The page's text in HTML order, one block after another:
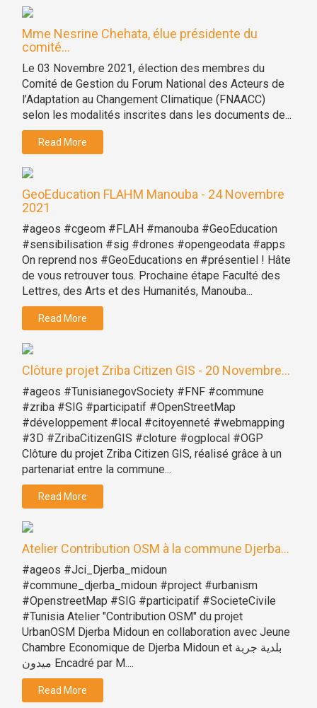
Mme Nesrine Chehata, élue présidente du
comité...
Le 03 Novembre 2021, élection des membres du
Comité de Gestion du Forum National des Acteurs de
l’Adaptation au Changement Climatique (FNAACC)
selon les modalités inscrites dans les documents de...
Read More
GeoEducation FLAHM Manouba - 24 Novembre
2021
#ageos #cgeom #FLAH #manouba #GeoEducation
#sensibilisation #sig #drones #opengeodata #apps
On reprend nos #GeoEducations en #présentiel ! Hâte
de vous retrouver tous. Prochaine étape Faculté des
Lettres, des Arts et des Humanités, Manouba...
Read More
Clôture projet Zriba Citizen GIS - 20 Novembre...
#ageos #TunisianegovSociety #FNF #commune
#zriba #SIG #participatif #OpenStreetMap
#développement #local #citoyenneté #webmapping
#3D #ZribaCitizenGIS #cloture #ogplocal #OGP
Clôture du projet Zriba Citizen GIS, réalisé grâce à un
partenariat entre la commune...
Read More
Atelier Contribution OSM à la commune Djerba...
#ageos #Jci_Djerba_midoun
#commune_djerba_midoun #project #urbanism
#OpenstreetMap #SIG #participatif #SocieteCivile
#Tunisia Atelier "Contribution OSM" du projet
UrbanOSM Djerba Midoun en collaboration avec Jeune
Chambre Economique de Djerba Midoun et بلدية جربة
ميدون Encadré par M....
Read More